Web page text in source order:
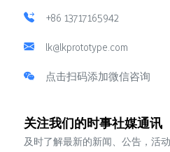
+86 13717165942
lk@lkprototype.com
点击扫码添加微信咨询
关注我们的时事社媒通讯
及时了解最新的新闻、公告，活动